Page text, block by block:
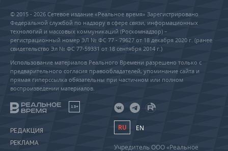
© 2015 - 2026 Сетевое издание «Реальное время» Зарегистрировано
Федеральной службой по надзору в сфере связи, информационных
технологий и массовых коммуникаций (Роскомнадзор) –
регистрационный номер ЭЛ № ФС 77 - 79627 от 18 декабря 2020 г. (ранее
свидетельство Эл № ФС 77-59331 от 18 сентября 2014 г.)
Использование материалов Реального Времени разрешено только с
предварительного согласия правообладателей, упоминание сайта и
прямая гиперссылка обязательны при частичном или полном
воспроизведении материалов.
18+
РЕДАКЦИЯ
РЕКЛАМА
RU EN
Учредитель ООО «Реальное